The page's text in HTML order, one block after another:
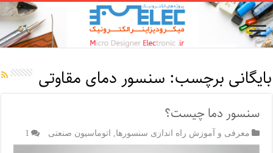
بایگانی برچسب: سنسور دمای مقاوتی
سنسور دما چیست؟
معرفی و آموزش راه اندازی سنسورها اتوماسیون صنعتی 1